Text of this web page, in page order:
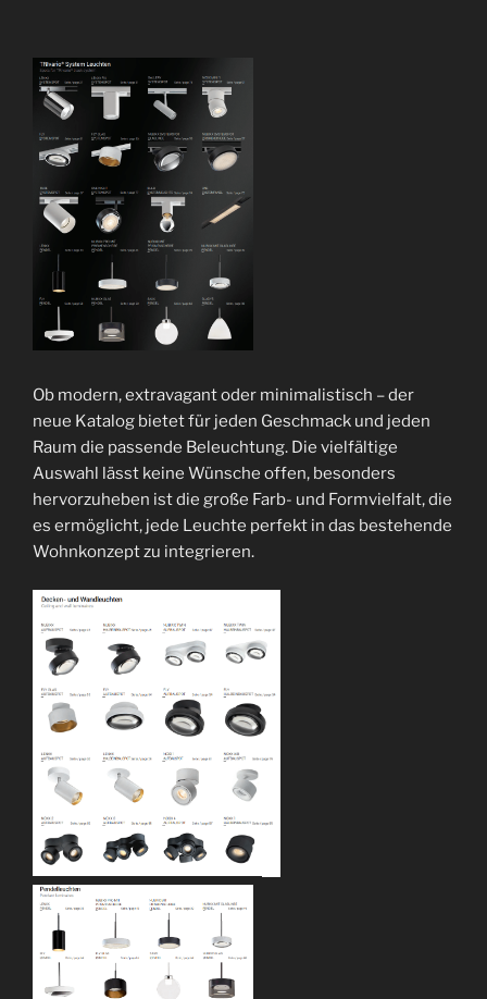
Ob modern, extravagant oder minimalistisch – der
neue Katalog bietet für jeden Geschmack und jeden
Raum die passende Beleuchtung. Die vielfältige
Auswahl lässt keine Wünsche offen, besonders
hervorzuheben ist die große Farb- und Formvielfalt, die
es ermöglicht, jede Leuchte perfekt in das bestehende
Wohnkonzept zu integrieren.